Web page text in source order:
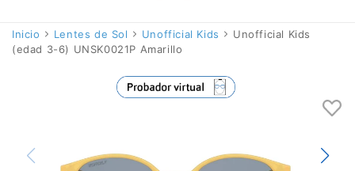
Inicio Lentes de Sol Unofficial Kids
Unofficial Kids
(edad 3-6) UNSK0021P Amarillo